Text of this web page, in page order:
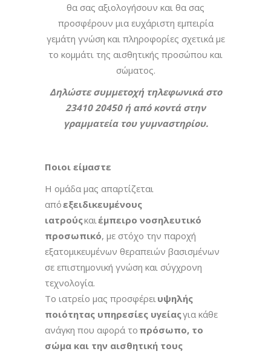
θα σας αξιολογήσουν και θα σας
προσφέρουν μια ευχάριστη εμπειρία
γεμάτη γνώση και πληροφορίες σχετικά με
το κομμάτι της αισθητικής προσώπου και
σώματος.
Δηλώστε συμμετοχή τηλεφωνικά στο
23410 20450 ή από κοντά στην
γραμματεία του γυμναστηρίου.
Ποιοι είμαστε
Η ομάδα μας απαρτίζεται
απόεξειδικευμένους
ιατρούςκαι έμπειρο νοσηλευτικό
προσωπικό, με στόχο την παροχή
εξατομικευμένων θεραπειών βασισμένων
σε επιστημονική γνώση και σύγχρονη
τεχνολογία.
Το ιατρείο μας προσφέρει υψηλής
ποιότητας υπηρεσίες υγείαςγια κάθε
ανάγκη που αφορά το πρόσωπο, το
σώμα και την αισθητική τους